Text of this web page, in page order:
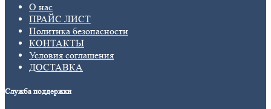
О нас
ПРАЙС ЛИСТ
Политика безопасности
КОНТАКТЫ
Условия соглашения
ДОСТАВКА
Служба поддержки